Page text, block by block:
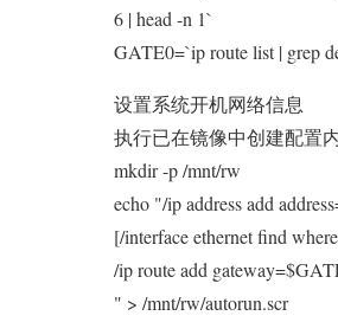
6 | head -n 1`
GATE0=`ip route list | grep
设置系统开机网络信息
执行已在镜像中创建配置
mkdir -p /mnt/rw
echo "/ip address add
[/interface ethernet find
/ip route add
" > /mnt/rw/autorun.scr